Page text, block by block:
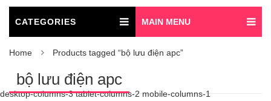
CATEGORIES MAIN MENU
Home Products tagged “bộ lưu điện apc”
bộ lưu điện apc
desktop-columns-3 tablet-columns-2 mobile-columns-1